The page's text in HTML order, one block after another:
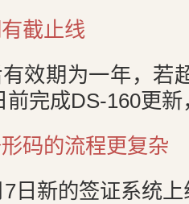
截止线
效期为一年，若
前完成DS-160更
码的流程更复杂
7日新的签证系统